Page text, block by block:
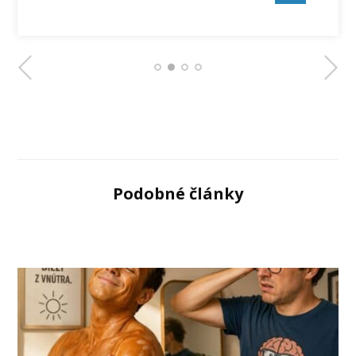
Podobné články